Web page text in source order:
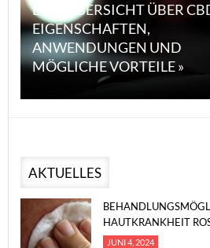
EINE ÜBERSICHT ÜBER
EIGENSCHAFTEN,
ANWENDUNGEN UND
MÖGLICHE VORTEILE »
AKTUELLES
HAUTKRANKHEIT
JUNI 4, 2024